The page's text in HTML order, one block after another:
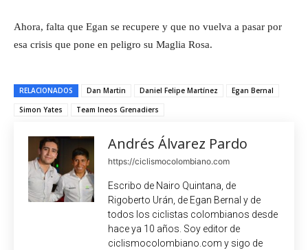
Ahora, falta que Egan se recupere y que no vuelva a pasar por
esa crisis que pone en peligro su Maglia Rosa.
RELACIONADOS Dan Martin Daniel Felipe Martínez
Egan Bernal
Simon Yates
Team Ineos Grenadiers
Andrés Álvarez Pardo
https://ciclismocolombiano.com
Escribo de Nairo Quintana, de
Rigoberto Urán, de Egan Bernal y de
todos los ciclistas colombianos desde
hace ya 10 años. Soy editor de
ciclismocolombiano.com y sigo de